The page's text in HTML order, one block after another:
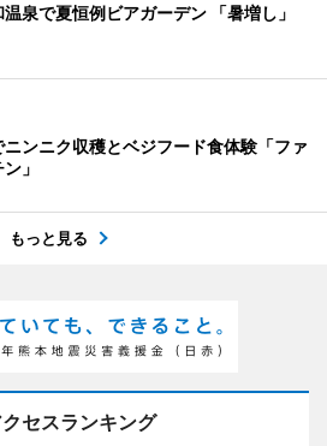
泉で夏恒例ビアガーデン 「暑増し」
ンニク収穫とベジフード食体験「ファ
」
もっと見る
セスランキング